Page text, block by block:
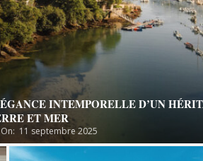
INTEMPORELLE D’UN
ET MER
On: 11 septembre 2025